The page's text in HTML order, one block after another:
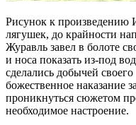
Рисунок к произведению
лягушек, до крайности
Журавль завел в болоте
и носа показать из-под
сделались добычей
божественное наказание
проникнуться сюжетом
необходимое настроение.